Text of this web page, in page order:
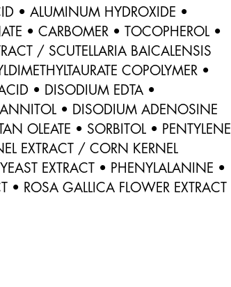
• ALUMINUM HYDROXIDE •
• CARBOMER • TOCOPHEROL •
/ SCUTELLARIA BAICALENSIS
COPOLYMER •
• DISODIUM EDTA •
• DISODIUM ADENOSINE
OLEATE • SORBITOL • PENTYLENE
EXTRACT / CORN KERNEL
EXTRACT • PHENYLALANINE •
• ROSA GALLICA FLOWER EXTRACT